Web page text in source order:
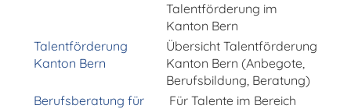
Talentförderung im
Kanton Bern
Talentförderung
Kanton Bern
Übersicht Talentförderung
Kanton Bern (Anbegote,
Berufsbildung, Beratung)
Berufsberatung für
Für Talente im Bereich